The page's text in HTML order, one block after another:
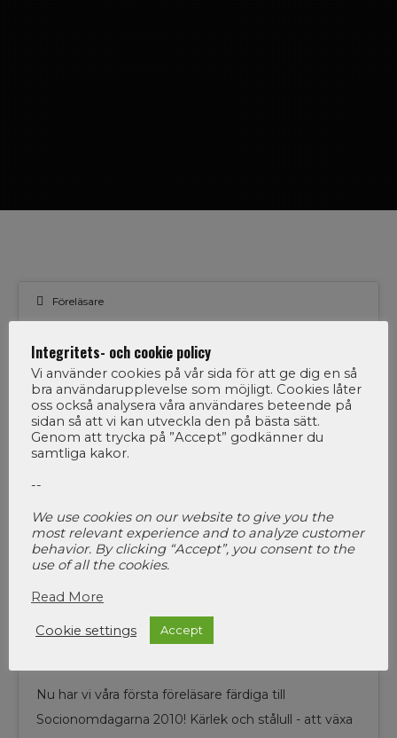
Föreläsare
01
OKT 2009
Första bekräftade föreläsarna
Nu har vi våra första föreläsare färdiga till
Socionomdagarna 2010! Kärlek och stålull - att växa
Integritets- och cookie policy
Vi använder cookies på vår sida för att ge dig en så
bra användarupplevelse som möjligt. Cookies låter
oss också analysera våra användares beteende på
sidan så att vi kan utveckla den på bästa sätt.
Genom att trycka på ”Accept” godkänner du
samtliga kakor.
--
We use cookies on our website to give you the
most relevant experience and to analyze customer
behavior. By clicking “Accept”, you consent to the
use of all the cookies.
Read More
Cookie settings Accept